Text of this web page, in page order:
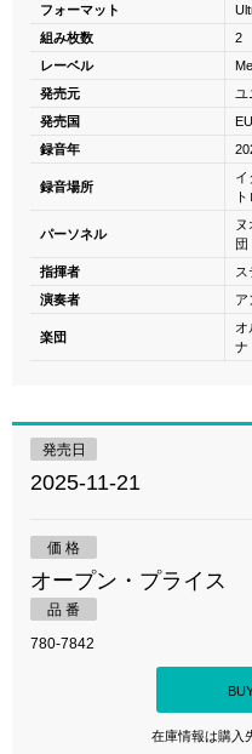
フォーマット
組み枚数
2
レーベル
発売元
発売国
EU
録音年
録音場所
イ
パーソネル
団
指揮者
ス
演奏者
ア
楽団
オ
ナ
発売日
2025-11-21
価 格
オープン・プライス
品 番
780-7842
在庫情報は購入